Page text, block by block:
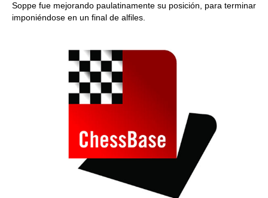
Soppe fue mejorando paulatinamente su posición, para terminar
imponiéndose en un final de alfiles.